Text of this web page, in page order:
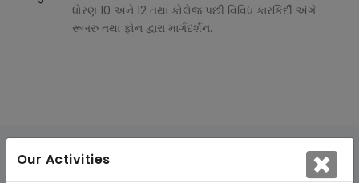
Our Activities
ધોરણ 10 અને 12 તથા કોલેજ પછી વિવિધ કારકિર્દી અંગે
રૂબરુ તથા ફોન દ્વારા માર્ગદર્શન.